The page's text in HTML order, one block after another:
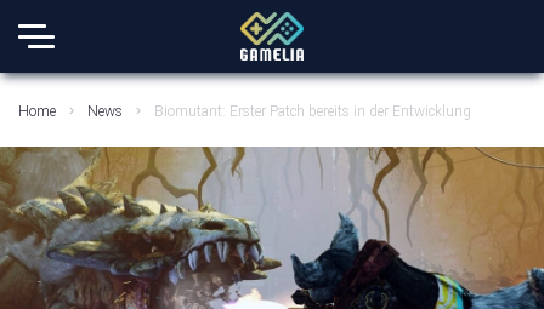
Home News Biomutant: Erster Patch bereits in der Entwicklung